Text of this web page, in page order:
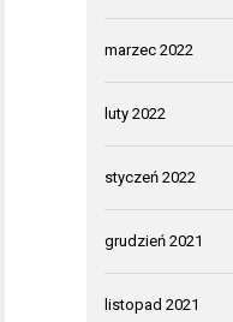
marzec 2022
luty 2022
styczeń 2022
grudzień 2021
listopad 2021